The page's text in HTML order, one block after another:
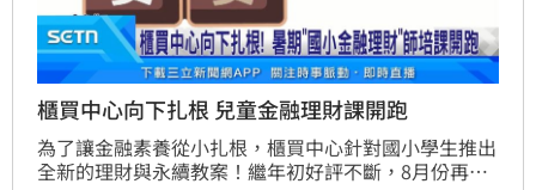
櫃買中心向下扎根 兒童金融理財課開跑
為了讓金融素養從小扎根，櫃買中心針對國小學生推出
全新的理財與永續教案！繼年初好評不斷，8月份再度